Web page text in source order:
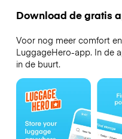
Download de gratis
Voor nog meer comfort
LuggageHero-app. In de
in de buurt.